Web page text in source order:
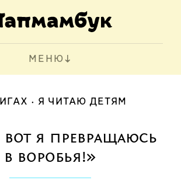
МЕНЮ
Я ЧИТАЮ ДЕТЯМ
вот я превращаюсь
в воробья!»